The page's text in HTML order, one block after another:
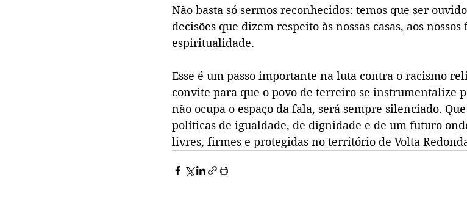
Não basta só sermos reconhecidos: temos que ser
decisões que dizem respeito às nossas casas, aos nossos
espiritualidade.
Esse é um passo importante na luta contra o racismo
convite para que o povo de terreiro se instrumentalize
não ocupa o espaço da fala, será sempre silenciado.
políticas de igualdade, de dignidade e de um futuro
livres, firmes e protegidas no território de Volta